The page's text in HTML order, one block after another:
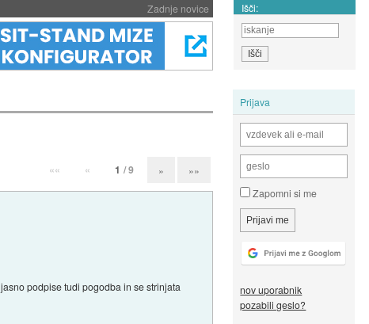
Zadnje novice Išči:
Prijava
Zapomni si me
nov uporabnik
pozabili geslo?
«« « 1 / 9 » »»
podpise tudi pogodba in se strinjata